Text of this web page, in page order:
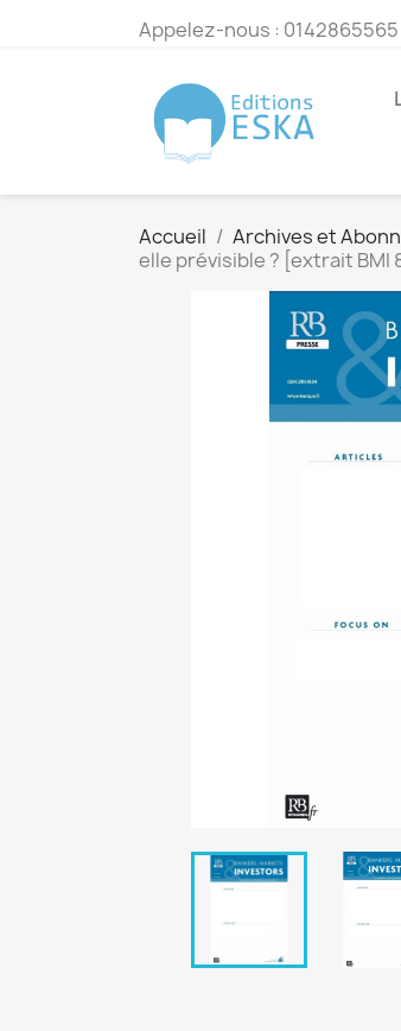
Appelez-nous : 0142865565
Accueil Archives et
elle prévisible ? [extrait BMI